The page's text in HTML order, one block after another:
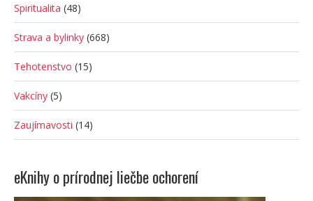
Spiritualita (48)
Strava a bylinky (668)
Tehotenstvo (15)
Vakcíny (5)
Zaujímavosti (14)
eKnihy o prírodnej liečbe ochorení